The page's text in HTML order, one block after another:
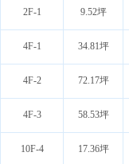
2F-1 9.52坪
4F-1 34.81坪
4F-2 72.17坪
4F-3 58.53坪
10F-4 17.36坪